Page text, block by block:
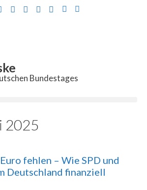
Bundestages
2025
fehlen – Wie SPD und
Deutschland finanziell